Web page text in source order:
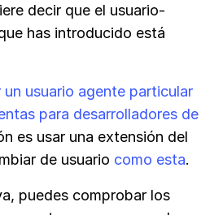
decir que el usuario-
has introducido está
usuario agente particular
para desarrolladores de
es usar una extensión del
de usuario como esta.
puedes comprobar los